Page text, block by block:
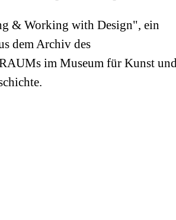
& Working with Design", ein
dem Archiv des
im Museum für Kunst und